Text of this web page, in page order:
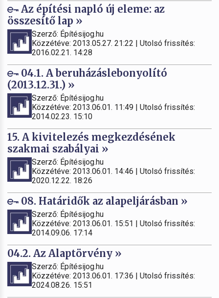
Az építési napló új eleme: az
összesítő lap »
Szerző: Építésijog.hu
Közzétéve: 2013.05.27. 21:22 | Utolsó frissítés:
2016.02.21. 14:28
04.1. A beruházáslebonyolító
(2013.12.31.) »
Szerző: Építésijog.hu
Közzétéve: 2013.06.01. 11:49 | Utolsó frissítés:
2014.02.23. 15:10
15. A kivitelezés megkezdésének
szakmai szabályai »
Szerző: Építésijog.hu
Közzétéve: 2013.06.01. 14:46 | Utolsó frissítés:
2020.12.22. 18:26
08. Határidők az alapeljárásban »
Szerző: Építésijog.hu
Közzétéve: 2013.06.01. 15:51 | Utolsó frissítés:
2014.09.06. 17:14
04.2. Az Alaptörvény »
Szerző: Építésijog.hu
Közzétéve: 2013.06.01. 17:36 | Utolsó frissítés:
2024.08.26. 15:51